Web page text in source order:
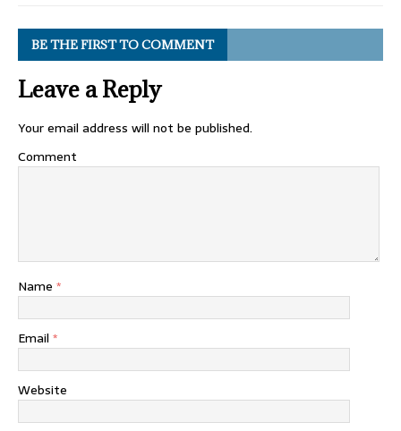
BE THE FIRST TO COMMENT
Leave a Reply
Your email address will not be published.
Comment
Name *
Email *
Website